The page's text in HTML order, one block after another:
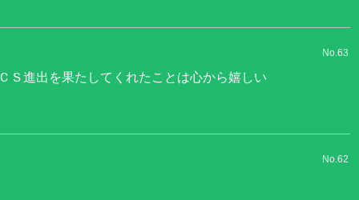
No.63
Ｓ進出を果たしてくれたことは心から嬉しい
No.62